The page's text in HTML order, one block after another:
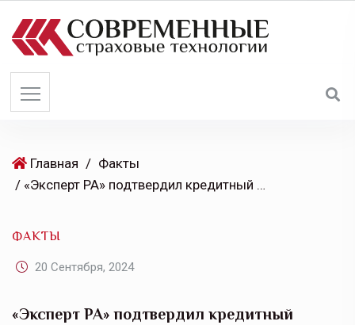
Главная / Факты
/ «Эксперт РА» подтвердил кредитный рейтинг САО «ВСК» на уровне ruAA
ФАКТЫ
20 Сентября, 2024
«Эксперт РА» подтвердил кредитный